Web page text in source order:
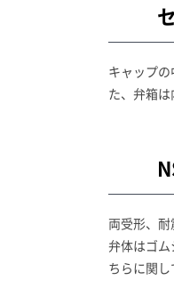
キャップ
た、弁箱は
両受形、耐
弁体はゴ
ちらに関